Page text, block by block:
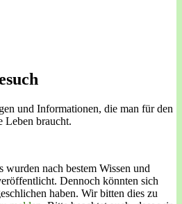
und Informationen, die man für den
Leben braucht.
nach bestem Wissen und
Dennoch könnten sich
haben. Wir bitten dies zu